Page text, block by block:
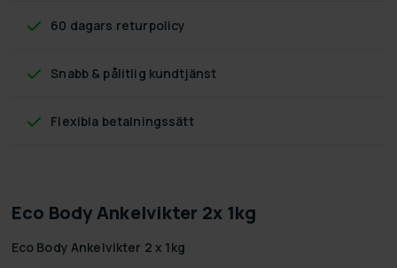
60 dagars returpolicy
Snabb & pålitlig kundtjänst
Flexibla betalningssätt
Eco Body Ankelvikter 2x 1kg
Eco Body Ankelvikter 2 x 1kg